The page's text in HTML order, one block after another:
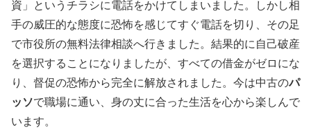
資」というチラシに電話をかけてしまいました。しかし相
手の威圧的な態度に恐怖を感じてすぐ電話を切り、その足
で市役所の無料法律相談へ行きました。結果的に自己破産
を選択することになりましたが、すべての借金がゼロにな
り、督促の恐怖から完全に解放されました。今は中古のパ
ッソで職場に通い、身の丈に合った生活を心から楽しんで
います。